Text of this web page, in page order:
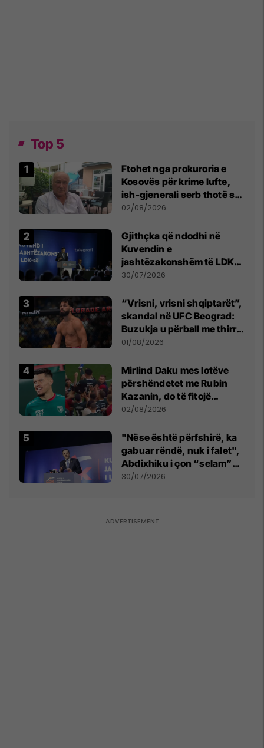
Top 5
Ftohet nga prokuroria e
Kosovës për krime lufte,
ish-gjenerali serb thotë se
dikush e tradhtoi në
02/08/2026
Gjithçka që ndodhi në
Kuvendin e
jashtëzakonshëm të LDK-
së
30/07/2026
“Vrisni, vrisni shqiptarët”,
skandal në UFC Beograd:
Buzukja u përball me thirrje
anti-shqiptare nga
01/08/2026
Mirlind Daku mes lotëve
përshëndetet me Rubin
Kazanin, do të fitojë
miliona te Spartak Moska
02/08/2026
"Nëse është përfshirë, ka
gabuar rëndë, nuk i falet",
Abdixhiku i çon “selam”
Përparim Ramës
30/07/2026